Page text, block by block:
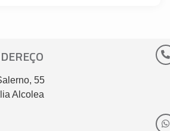
55
Alcolea